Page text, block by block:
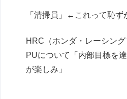
「清掃員」←これって恥ず
HRC（ホンダ・レーシン
PUについて「内部目標を
が楽しみ」